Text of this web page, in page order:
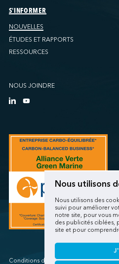
Nous utilisons
Nous utilisons des
suivi pour améliorer
notre site, pour vous
des publicités ciblées,
site et pour
S'INFORMER
NOUVELLES
ÉTUDES ET RAPPORTS
RESSOURCES
NOUS JOINDRE
Conditions d'utilisations/